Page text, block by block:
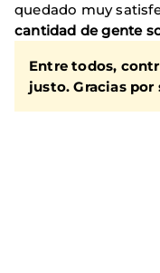
quedado muy
cantidad de gente
Entre todos,
justo. Gracias por